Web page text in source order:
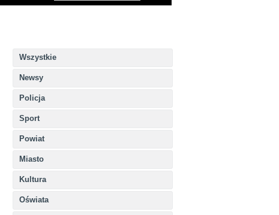
Wszystkie
Newsy
Policja
Sport
Powiat
Miasto
Kultura
Oświata